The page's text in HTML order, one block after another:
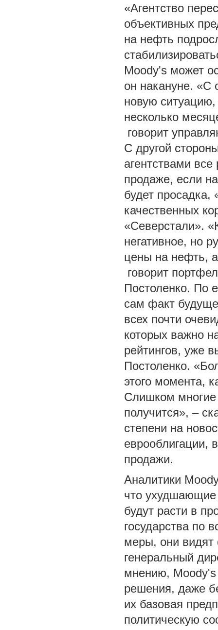
«Агентство
объективных
на нефть
Moody's может
он накануне. «С
новую
несколько
говорит
С другой
агентствами
продаже, если
будет просадка,
качественных
«Северстали».
негативное, но
цены на нефть, а
говорит
Постоленко. По
сам факт
всех почти
которых важно
рейтингов, уже
Постоленко.
этого момента,
Слишком многие
получится», –
степени на
еврооблигации,
продажи.
Аналитики
что ухудшающие
будут расти в
государства по
меры, они видят
генеральный
мнению, Moody's
решения, даже
их базовая
политическую